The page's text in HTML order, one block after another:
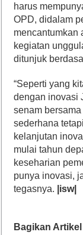
harus
OPD, didalam
mencantumkan
kegiatan
ditunjuk
“Seperti yang
dengan inovasi
senam
sederhana
kelanjutan
mulai tahun
keseharian
punya inovasi,
tegasnya. |isw|
Bagikan